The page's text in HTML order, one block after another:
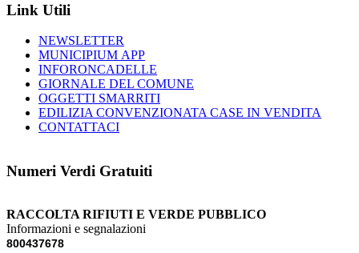
Link Utili
NEWSLETTER
MUNICIPIUM APP
INFORONCADELLE
GIORNALE DEL COMUNE
OGGETTI SMARRITI
EDILIZIA CONVENZIONATA CASE IN VENDITA
CONTATTACI
Numeri Verdi Gratuiti
RACCOLTA RIFIUTI E VERDE PUBBLICO
Informazioni e segnalazioni
800437678